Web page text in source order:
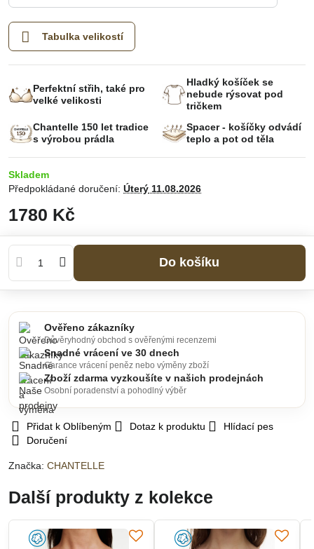
Tabulka velikostí
Perfektní střih, také pro
velké velikosti
Hladký košíček se
nebude rýsovat pod
tričkem
Chantelle 150 let tradice
s výrobou prádla
Spacer - košíčky odvádí
teplo a pot od těla
Skladem
Předpokládané doručení: Úterý 11.08.2026
1780 Kč
Do košíku
Přidat k Oblíbeným Dotaz k produktu
Hlídací pes
Doručení
Značka: CHANTELLE
Ověřeno zákazníky
Důvěryhodný obchod s ověřenými recenzemi
Snadné vrácení ve 30 dnech
Garance vrácení peněz nebo výměny zboží
Zboží zdarma vyzkoušíte v našich prodejnách
Osobní poradenství a pohodlný výběr
Další produkty z kolekce